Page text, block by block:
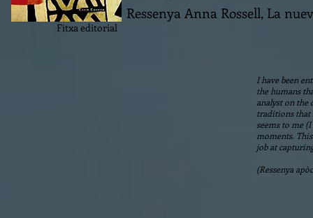
Fitxa editorial
Ressenya Anna Rossell, La
I have been
the humans
analyst on the
traditions that
seems to me
moments.
job at
(Ressenya